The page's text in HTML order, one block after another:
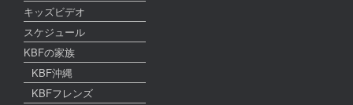
キッズビデオ
スケジュール
KBFの家族
KBF沖縄
KBFフレンズ